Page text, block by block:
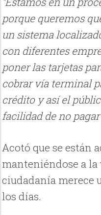
porque queremos
un sistema
con diferentes
poner las tarjetas
cobrar vía terminal
crédito y así el
facilidad de no
Acotó que se están
manteniéndose a
ciudadanía merece
los días.